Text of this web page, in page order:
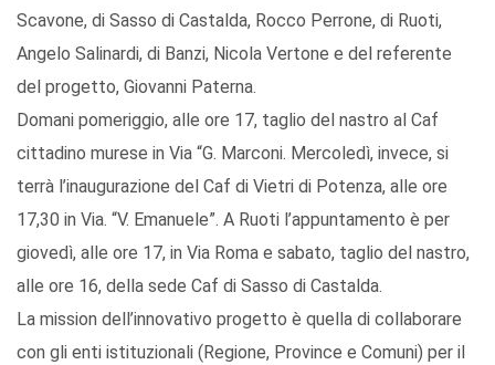
Scavone, di Sasso di Castalda, Rocco Perrone, di Ruoti,
Angelo Salinardi, di Banzi, Nicola Vertone e del referente
del progetto, Giovanni Paterna.
Domani pomeriggio, alle ore 17, taglio del nastro al Caf
cittadino murese in Via “G. Marconi. Mercoledì, invece, si
terrà l’inaugurazione del Caf di Vietri di Potenza, alle ore
17,30 in Via. “V. Emanuele”. A Ruoti l’appuntamento è per
giovedì, alle ore 17, in Via Roma e sabato, taglio del nastro,
alle ore 16, della sede Caf di Sasso di Castalda.
La mission dell’innovativo progetto è quella di collaborare
con gli enti istituzionali (Regione, Province e Comuni) per il